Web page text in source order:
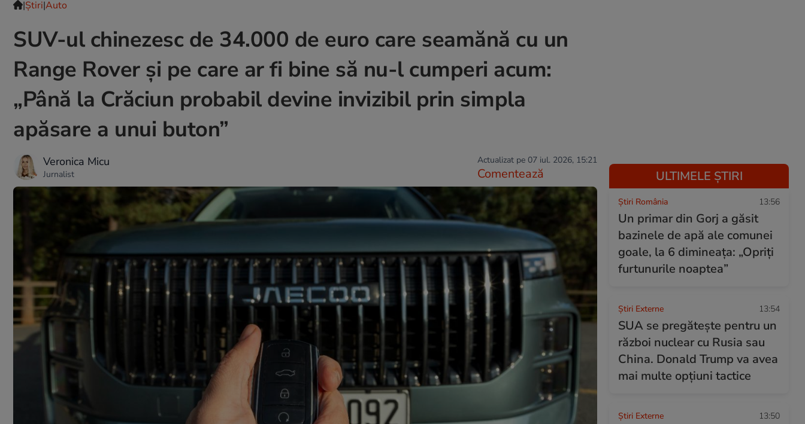
|Ştiri|Auto
SUV-ul chinezesc de 34.000 de euro care seamănă cu un
Range Rover și pe care ar fi bine să nu-l cumperi acum:
„Până la Crăciun probabil devine invizibil prin simpla
apăsare a unui buton”
Veronica Micu
Jurnalist
Actualizat pe 07 iul. 2026, 15:21
Comentează ULTIMELE ȘTIRI
Știri România 13:56
Un primar din Gorj a găsit
bazinele de apă ale comunei
goale, la 6 dimineața: „Opriți
furtunurile noaptea”
Știri Externe 13:54
SUA se pregătește pentru un
război nuclear cu Rusia sau
China. Donald Trump va avea
mai multe opțiuni tactice
Știri Externe 13:50